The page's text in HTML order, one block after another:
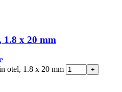
1.8 x 20 mm
otel, 1.8 x 20 mm